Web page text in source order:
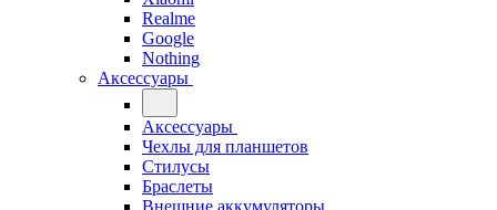
Realme
Google
Nothing
Аксессуары
Аксессуары
Чехлы для планшетов
Стилусы
Браслеты
Внешние аккумуляторы